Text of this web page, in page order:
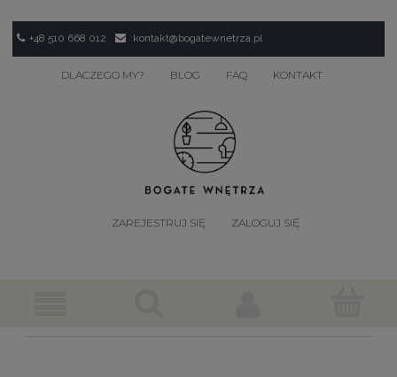
+48 510 668 012 kontakt@bogatewnetrza.pl
DLACZEGO MY? BLOG FAQ KONTAKT
ZAREJESTRUJ SIĘ ZALOGUJ SIĘ